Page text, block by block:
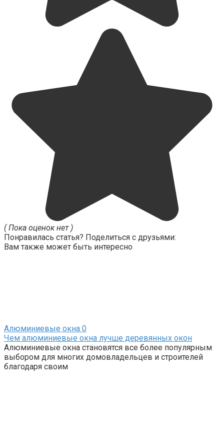
( Пока оценок нет )
Понравилась статья? Поделиться с друзьями:
Вам также может быть интересно
Алюминиевые окна 0
Чем алюминиевые окна лучше деревянных окон
Алюминиевые окна становятся все более популярным
выбором для многих домовладельцев и строителей
благодаря своим